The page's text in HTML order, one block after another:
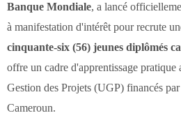
Banque Mondiale, a lancé
à manifestation d'intérêt pour recrute
cinquante-six (56) jeunes diplômés
offre un cadre d'apprentissage pratique
Gestion des Projets (UGP) financés
Cameroun.